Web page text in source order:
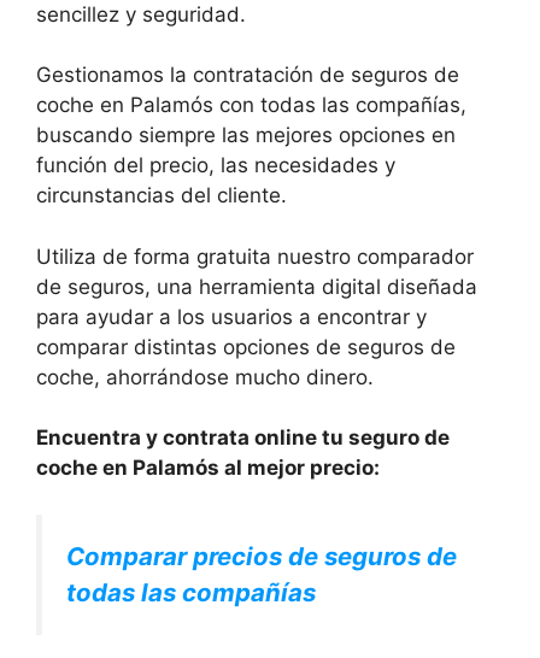
sencillez y seguridad.
Gestionamos la contratación de seguros de
coche en Palamós con todas las compañías,
buscando siempre las mejores opciones en
función del precio, las necesidades y
circunstancias del cliente.
Utiliza de forma gratuita nuestro comparador
de seguros, una herramienta digital diseñada
para ayudar a los usuarios a encontrar y
comparar distintas opciones de seguros de
coche, ahorrándose mucho dinero.
Encuentra y contrata online tu seguro de
coche en Palamós al mejor precio:
Comparar precios de seguros de
todas las compañías